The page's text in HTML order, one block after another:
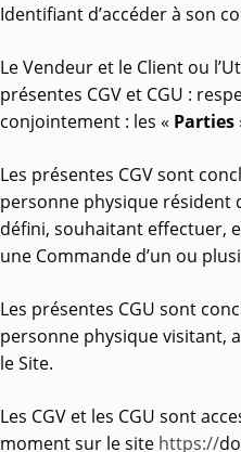
Identifiant d’accéder à son
Le Vendeur et le Client ou
présentes CGV et CGU :
conjointement : les « Parties
Les présentes CGV sont
personne physique résident
défini, souhaitant effectuer,
une Commande d’un ou
Les présentes CGU sont
personne physique visitant,
le Site.
Les CGV et les CGU sont
moment sur le site https://